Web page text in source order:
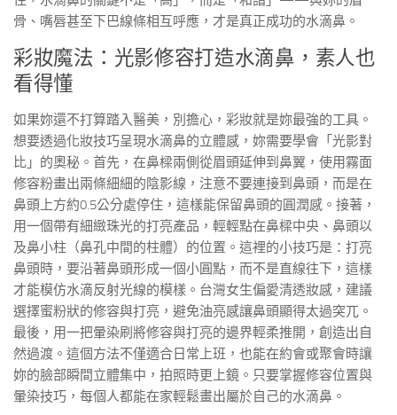
骨、嘴唇甚至下巴線條相互呼應，才是真正成功的水滴鼻。
彩妝魔法：光影修容打造水滴鼻，素人也
看得懂
如果妳還不打算踏入醫美，別擔心，彩妝就是妳最強的工具。
想要透過化妝技巧呈現水滴鼻的立體感，妳需要學會「光影對
比」的奧秘。首先，在鼻樑兩側從眉頭延伸到鼻翼，使用霧面
修容粉畫出兩條細細的陰影線，注意不要連接到鼻頭，而是在
鼻頭上方約0.5公分處停住，這樣能保留鼻頭的圓潤感。接著，
用一個帶有細緻珠光的打亮產品，輕輕點在鼻樑中央、鼻頭以
及鼻小柱（鼻孔中間的柱體）的位置。這裡的小技巧是：打亮
鼻頭時，要沿著鼻頭形成一個小圓點，而不是直線往下，這樣
才能模仿水滴反射光線的模樣。台灣女生偏愛清透妝感，建議
選擇蜜粉狀的修容與打亮，避免油亮感讓鼻頭顯得太過突兀。
最後，用一把暈染刷將修容與打亮的邊界輕柔推開，創造出自
然過渡。這個方法不僅適合日常上班，也能在約會或聚會時讓
妳的臉部瞬間立體集中，拍照時更上鏡。只要掌握修容位置與
暈染技巧，每個人都能在家輕鬆畫出屬於自己的水滴鼻。